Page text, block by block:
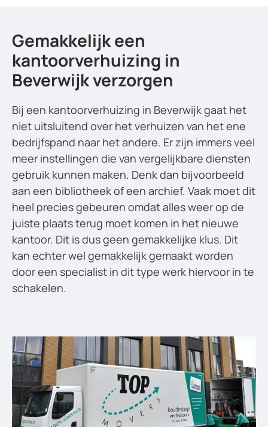
Gemakkelijk een
kantoorverhuizing in
Beverwijk verzorgen
Bij een kantoorverhuizing in Beverwijk gaat het
niet uitsluitend over het verhuizen van het ene
bedrijfspand naar het andere. Er zijn immers veel
meer instellingen die van vergelijkbare diensten
gebruik kunnen maken. Denk dan bijvoorbeeld
aan een bibliotheek of een archief. Vaak moet dit
heel precies gebeuren omdat alles weer op de
juiste plaats terug moet komen in het nieuwe
kantoor. Dit is dus geen gemakkelijke klus. Dit
kan echter wel gemakkelijk gemaakt worden
door een specialist in dit type werk hiervoor in te
schakelen.